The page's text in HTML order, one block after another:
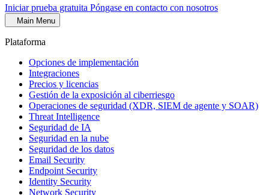
Iniciar prueba gratuita Póngase en contacto con nosotros
Main Menu
Plataforma
Opciones de implementación
Integraciones
Precios y licencias
Gestión de la exposición al ciberriesgo
Operaciones de seguridad (XDR, SIEM de agente y SOAR)
Threat Intelligence
Seguridad de IA
Seguridad en la nube
Seguridad de los datos
Email Security
Endpoint Security
Identity Security
Network Security